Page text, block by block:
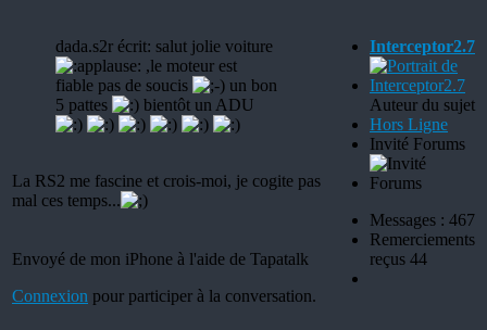
dada.s2r écrit: salut jolie voiture
,le moteur est
fiable pas de soucis
un bon
5 pattes
bientôt un ADU
La RS2 me fascine et crois-moi, je cogite pas
mal ces temps...
Envoyé de mon iPhone à l'aide de Tapatalk
Connexion pour participer à la conversation.
Interceptor2.7
Auteur du sujet
Hors Ligne
Invité Forums
Messages : 467
Remerciements
reçus 44